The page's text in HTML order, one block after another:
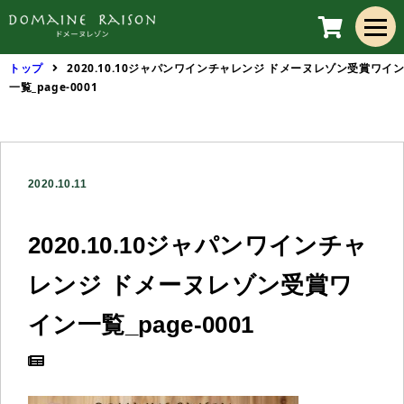
トップ
2020.10.10ジャパンワインチャレンジ ドメーヌレゾン受賞ワイン
一覧_page-0001
2020.10.11
2020.10.10ジャパンワインチャ
レンジ ドメーヌレゾン受賞ワ
イン一覧_page-0001